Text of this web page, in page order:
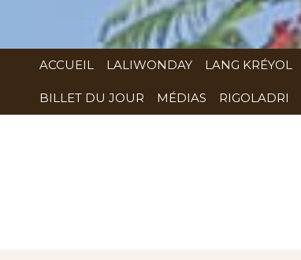
ACCUEIL LALIWONDAY LANG KRÉYOL
BILLET DU JOUR MÉDIAS RIGOLADRI